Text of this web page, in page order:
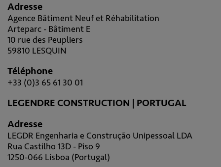
Adresse
Agence Bâtiment Neuf et Réhabilitation
Arteparc - Bâtiment E
10 rue des Peupliers
59810 LESQUIN
Téléphone
+33 (0)3 65 61 30 01
LEGENDRE CONSTRUCTION | PORTUGAL
Adresse
LEGDR Engenharia e Construção Unipessoal LDA
Rua Castilho 13D - Piso 9
1250-066 Lisboa (Portugal)